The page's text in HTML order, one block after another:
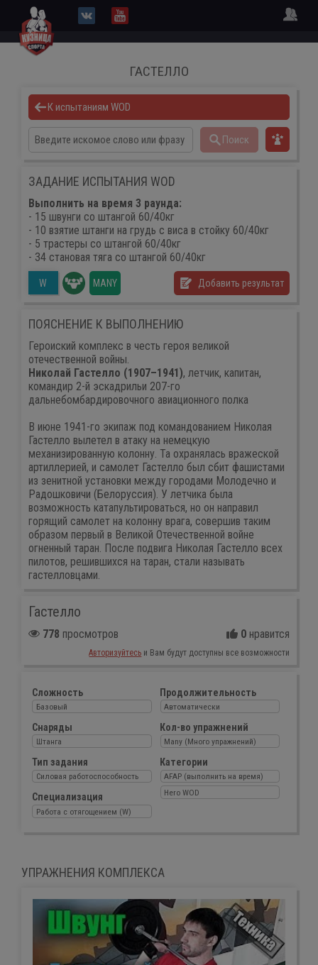
ГАСТЕЛЛО
К испытаниям WOD
Поиск
ЗАДАНИЕ ИСПЫТАНИЯ WOD
Выполнить на время 3 раунда:
- 15 швунги со штангой 60/40кг
- 10 взятие штанги на грудь с виса в стойку 60/40кг
- 5 трастеры со штангой 60/40кг
- 34 становая тяга со штангой 60/40кг
W MANY Добавить результат
ПОЯСНЕНИЕ К ВЫПОЛНЕНИЮ
Героиский комплекс в честь героя великой
отечественной войны.
Николай Гастелло (1907–1941), летчик, капитан,
командир 2-й эскадрильи 207-го
дальнебомбардировочного авиационного полка
В июне 1941-го экипаж под командованием Николая
Гастелло вылетел в атаку на немецкую
механизированную колонну. Та охранялась вражеской
артиллерией, и самолет Гастелло был сбит фашистами
из зенитной установки между городами Молодечно и
Радошковичи (Белоруссия). У летчика была
возможность катапультироваться, но он направил
горящий самолет на колонну врага, совершив таким
образом первый в Великой Отечественной войне
огненный таран. После подвига Николая Гастелло всех
пилотов, решившихся на таран, стали называть
гастелловцами.
Гастелло
778 просмотров 0нравится
Авторизуйтесь и Вам будут доступны все возможности
Сложность
Базовый
Снаряды
Штанга
Тип задания
Силовая работоспособность
Специализация
Работа с отягощением (W)
Продолжительность
Автоматически
Кол-во упражнений
Many (Много упражнений)
Категории
AFAP (выполнить на время)
Hero WOD
УПРАЖНЕНИЯ КОМПЛЕКСА